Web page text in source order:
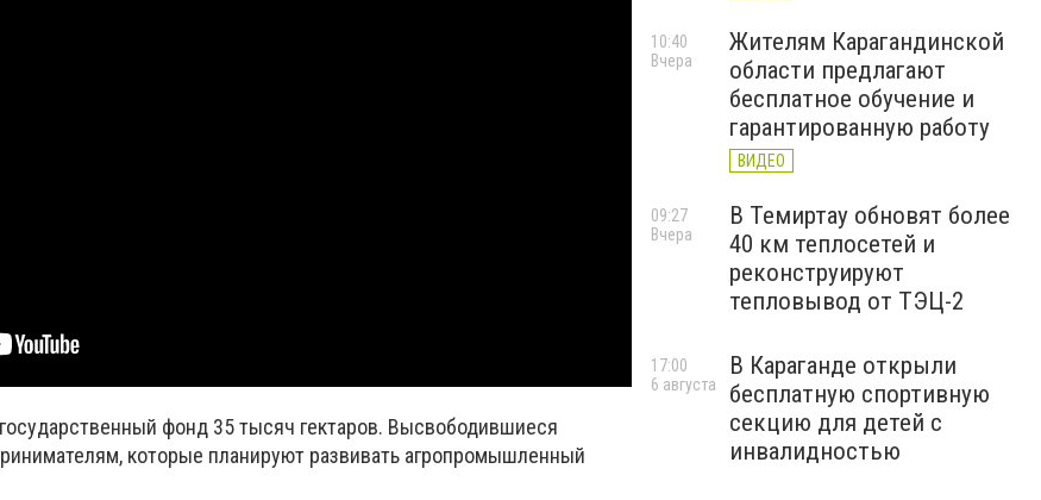
фонд 35 тысяч гектаров. Высвободившиеся
которые планируют развивать агропромышленный
Жителям Карагандинской
области предлагают
бесплатное обучение и
гарантированную работу
ВИДЕО
10:40
Вчера
В Темиртау обновят более
40 км теплосетей и
реконструируют
тепловывод от ТЭЦ-2
09:27
Вчера
В Караганде открыли
бесплатную спортивную
секцию для детей с
инвалидностью
17:00
6 августа